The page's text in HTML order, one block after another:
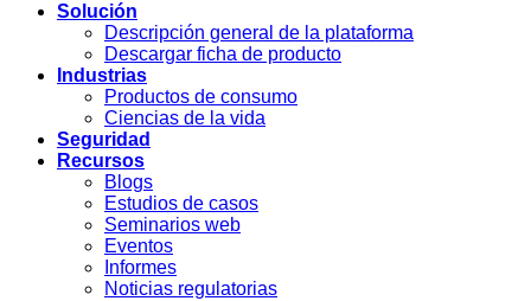
Solución
Descripción general de la plataforma
Descargar ficha de producto
Industrias
Productos de consumo
Ciencias de la vida
Seguridad
Recursos
Blogs
Estudios de casos
Seminarios web
Eventos
Informes
Noticias regulatorias